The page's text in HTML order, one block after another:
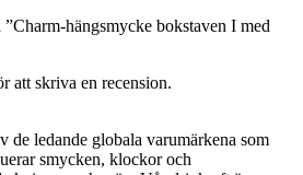
hängsmycke bokstaven I med
att skriva en recension.
ledande globala varumärkena som
smycken, klockor och